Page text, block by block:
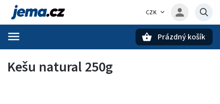
CZK
Prázdný košík
Kešu natural 250g